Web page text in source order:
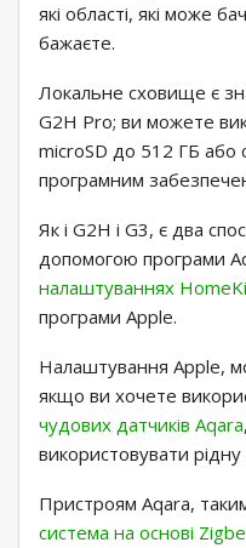
які області, які може
бажаєте.
Локальне сховище є
G2H Pro; ви можете
microSD до 512 ГБ або
програмним
Як і G2H і G3, є два
допомогою програми
налаштуваннях
програми Apple.
Налаштування Apple,
якщо ви хочете
чудових датчиків Aqara
використовувати
Пристроям Aqara,
система на основі